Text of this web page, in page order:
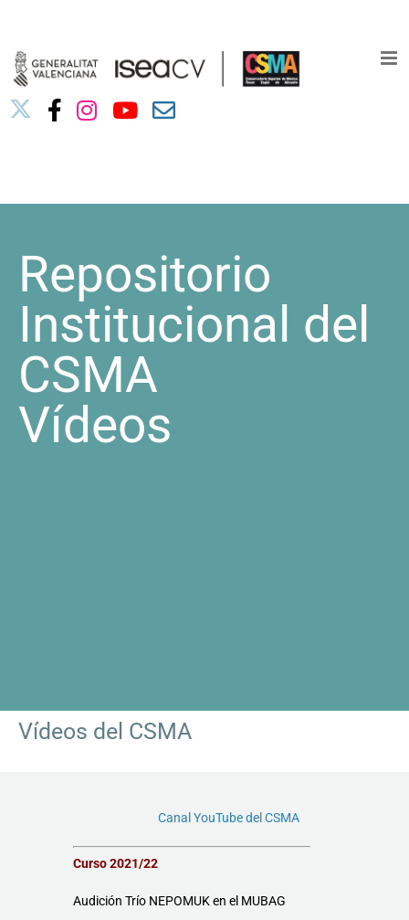
Repositorio
Institucional del
CSMA
Vídeos
Vídeos del CSMA
Canal YouTube del CSMA
Curso 2021/22
Audición Trío NEPOMUK en el MUBAG